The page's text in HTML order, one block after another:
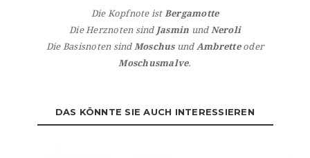
Die Kopfnote ist Bergamotte
Die Herznoten sind Jasmin und Neroli
Die Basisnoten sind Moschusund Ambretteoder
Moschusmalve.
DAS KÖNNTE SIE AUCH INTERESSIEREN